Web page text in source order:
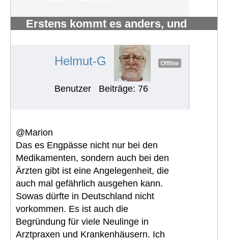
Erstens kommt es anders, und
Helmut-G Offline
Benutzer Beiträge: 76
@Marion
Das es Engpässe nicht nur bei den
Medikamenten, sondern auch bei den
Ärzten gibt ist eine Angelegenheit, die
auch mal gefährlich ausgehen kann.
Sowas dürfte in Deutschland nicht
vorkommen. Es ist auch die
Begründung für viele Neulinge in
Arztpraxen und Krankenhäusern. Ich